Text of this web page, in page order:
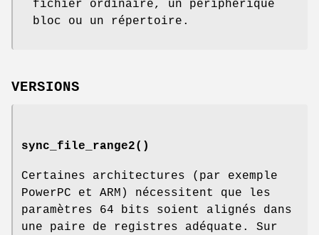
fichier ordinaire, un périphérique
bloc ou un répertoire.
VERSIONS
sync_file_range2()
Certaines architectures (par exemple
PowerPC et ARM) nécessitent que les
paramètres 64 bits soient alignés dans
une paire de registres adéquate. Sur